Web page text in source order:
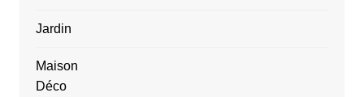
Jardin
Maison
Déco